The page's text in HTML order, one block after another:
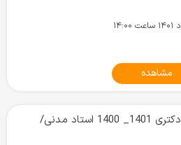
مشاهده
همایش استعداد تحصیلی دکتری 1401_ 1400 استاد مدنی/